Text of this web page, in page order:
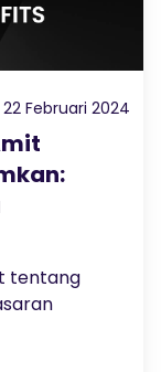
22 Februari 2024
tentang